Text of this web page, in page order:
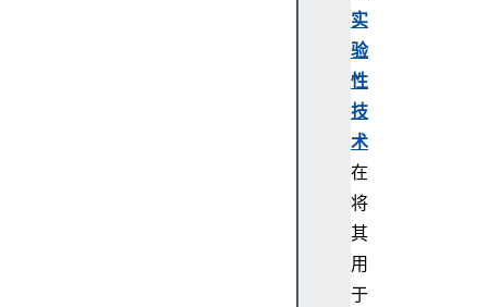
实
验
性
技
术
在
将
其
用
于